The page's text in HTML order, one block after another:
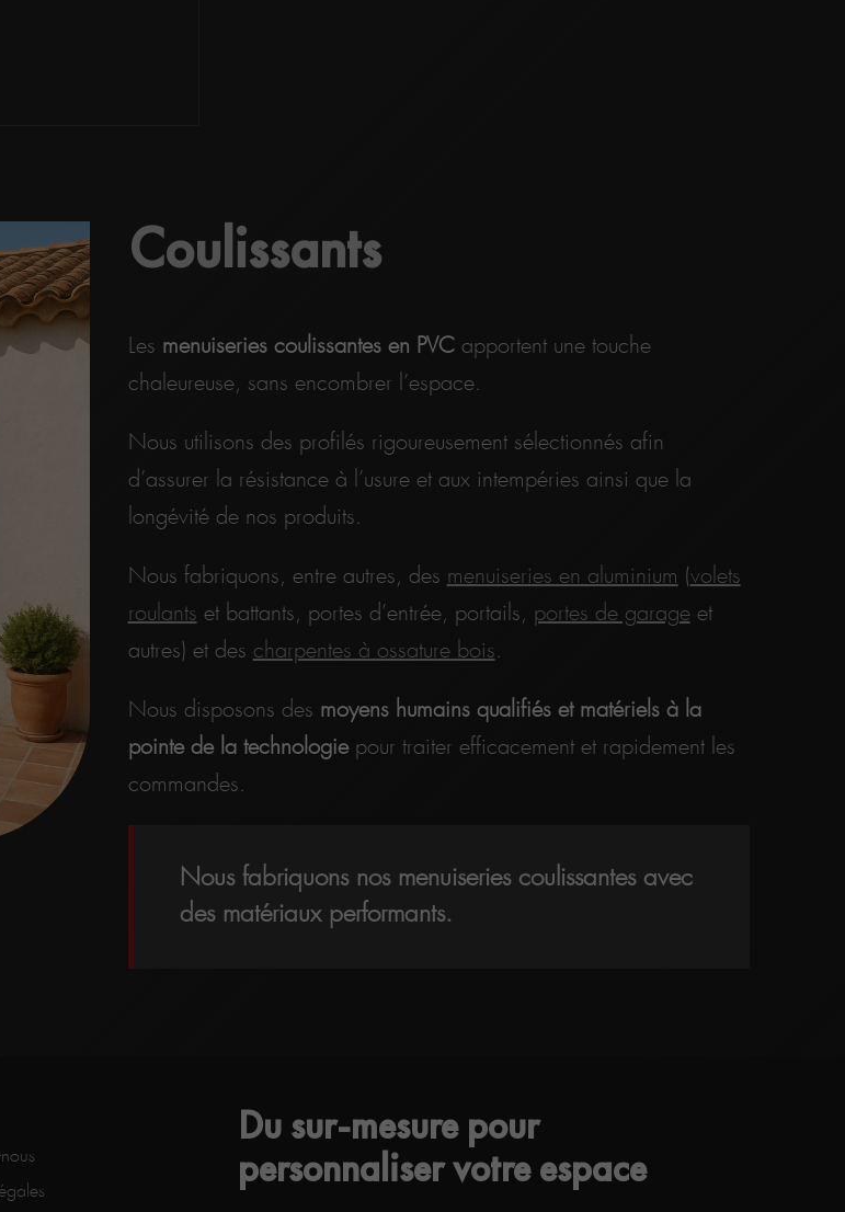
Coulissants
Les menuiseries coulissantes en PVCapportent une touche
chaleureuse, sans encombrer l’espace.
Nous utilisons des profilés rigoureusement sélectionnés afin
d’assurer la résistance à l’usure et aux intempéries ainsi que la
longévité de nos produits.
Nous fabriquons, entre autres, des menuiseries en aluminium (volets
roulants et battants, portes d’entrée, portails, portes de garageet
autres) et des charpentes à ossature bois.
Nous disposons des moyens humains qualifiés et matériels à la
pointe de la technologie pour traiter efficacement et rapidement les
commandes.
Nous fabriquons nos menuiseries coulissantes avec
des matériaux performants.
Du sur-mesure pour
personnaliser votre espace